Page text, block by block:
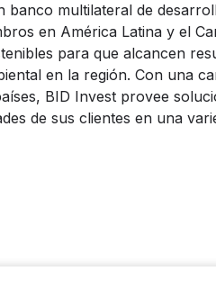
banco multilateral de
en América Latina y el
para que alcancen
en la región. Con una
BID Invest provee
de sus clientes en una